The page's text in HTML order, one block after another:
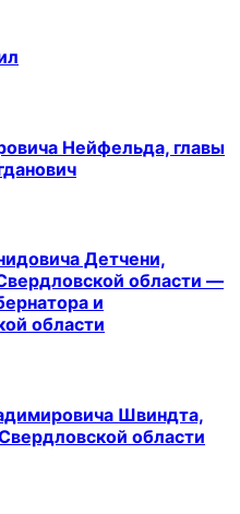
Нейфельда, главы
Детчени,
области —
и
области
Швиндта,
области